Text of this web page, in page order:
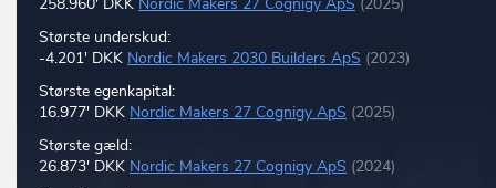
Største underskud:
-4.201' DKK Nordic Makers 2030 Builders ApS (2023)
Største egenkapital:
16.977' DKK Nordic Makers 27 Cognigy ApS (2025)
Største gæld:
26.873' DKK Nordic Makers 27 Cognigy ApS (2024)